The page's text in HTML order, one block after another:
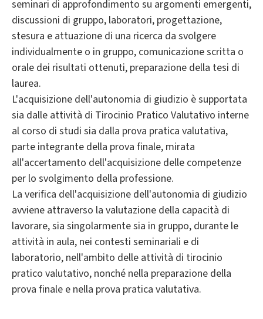
seminari di approfondimento su argomenti emergenti,
discussioni di gruppo, laboratori, progettazione,
stesura e attuazione di una ricerca da svolgere
individualmente o in gruppo, comunicazione scritta o
orale dei risultati ottenuti, preparazione della tesi di
laurea.
L'acquisizione dell'autonomia di giudizio è supportata
sia dalle attività di Tirocinio Pratico Valutativo interne
al corso di studi sia dalla prova pratica valutativa,
parte integrante della prova finale, mirata
all'accertamento dell'acquisizione delle competenze
per lo svolgimento della professione.
La verifica dell'acquisizione dell'autonomia di giudizio
avviene attraverso la valutazione della capacità di
lavorare, sia singolarmente sia in gruppo, durante le
attività in aula, nei contesti seminariali e di
laboratorio, nell'ambito delle attività di tirocinio
pratico valutativo, nonché nella preparazione della
prova finale e nella prova pratica valutativa.